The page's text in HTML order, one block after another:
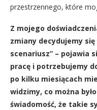
przestrzennego, które
Z mojego
zmiany decydujemy
scenariusz” – pojawia
pracę i potrzebujemy
po kilku miesiącach
widzimy, co można
świadomość, że takie